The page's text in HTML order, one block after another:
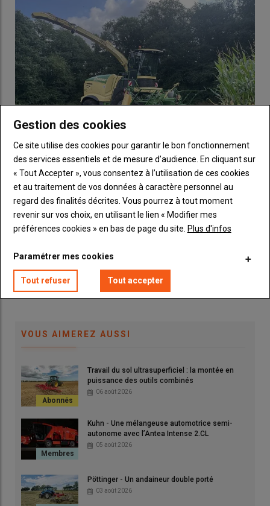
CULTURES NOUVEAUTÉS
ENSILEUSE
VOUS AIMEREZ AUSSI
Travail du sol ultrasuperficiel : la montée en
puissance des outils combinés
06 août 2026
Kuhn - Une mélangeuse automotrice semi-
autonome avec l’Antea Intense 2.CL
05 août 2026
Pöttinger - Un andaineur double porté
03 août 2026
Gestion des cookies
Ce site utilise des cookies pour garantir le bon fonctionnement
des services essentiels et de mesure d’audience. En cliquant sur
« Tout Accepter », vous consentez à l’utilisation de ces cookies
et au traitement de vos données à caractère personnel au
regard des finalités décrites. Vous pourrez à tout moment
revenir sur vos choix, en utilisant le lien « Modifier mes
préférences cookies » en bas de page du site. Plus d'infos
Paramétrer mes cookies
Tout refuser Tout accepter